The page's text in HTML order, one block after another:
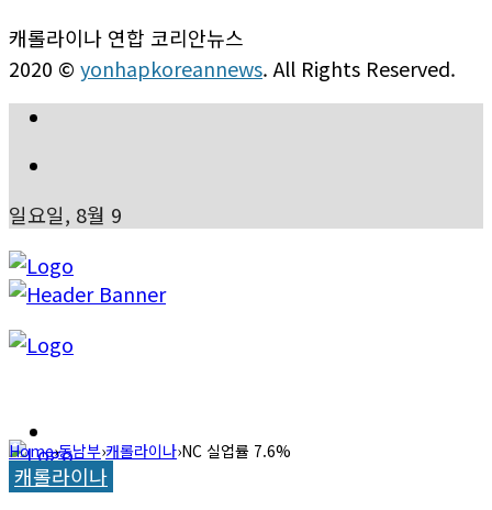
캐롤라이나 연합 코리안뉴스
2020 © yonhapkoreannews. All Rights Reserved.
일요일, 8월 9
교계소식
Home›동남부›캐롤라이나›NC 실업률 7.6%
캐롤라이나